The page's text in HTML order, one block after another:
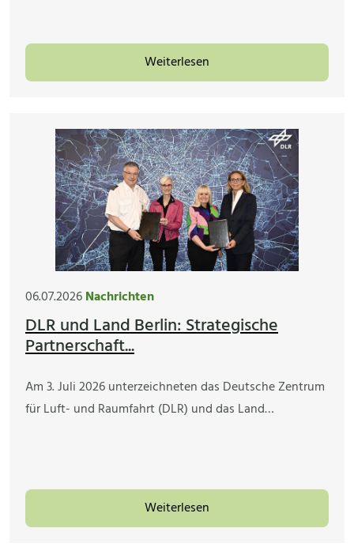
Weiterlesen
06.07.2026Nachrichten
DLR und Land Berlin: Strategische
Partnerschaft...
Am 3. Juli 2026 unterzeichneten das Deutsche Zentrum
für Luft- und Raumfahrt (DLR) und das Land…
Weiterlesen